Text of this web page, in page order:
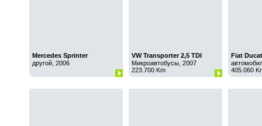
Mercedes Sprinter
другой, 2006
VW Transporter 2,5 TDI
Микроавтобусы, 2007
223.700 Km
Fiat
405.060